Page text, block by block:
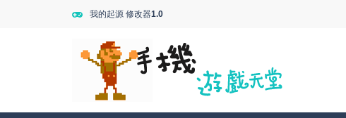
我的起源 修改器1.0